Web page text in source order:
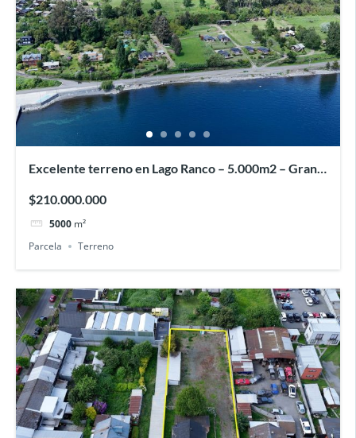
Excelente terreno en Lago Ranco – 5.000m2 – Gran
$210.000.000
5000 m²
Parcela
Terreno